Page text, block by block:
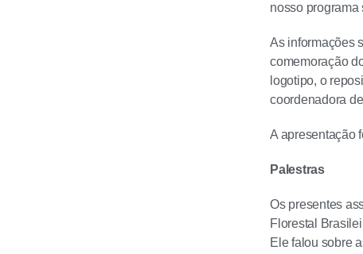
nosso programa
As informações
comemoração
logotipo, o
coordenadora
A apresentação
Palestras
Os presentes
Florestal
Ele falou sobre